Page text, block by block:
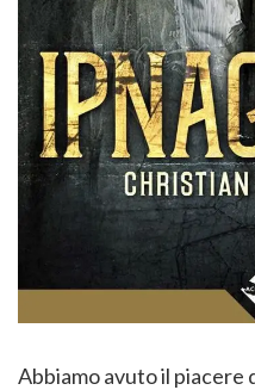
Abbiamo avuto il piacere